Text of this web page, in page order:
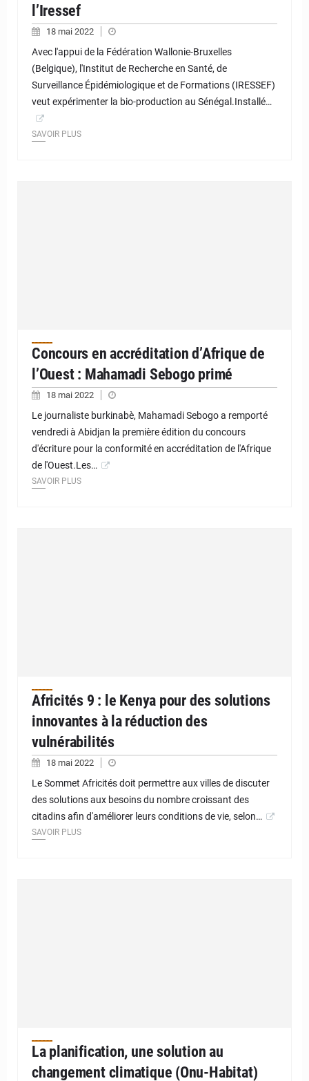
l’Iressef
18 mai 2022
Avec l'appui de la Fédération Wallonie-Bruxelles
(Belgique), l'Institut de Recherche en Santé, de
Surveillance Épidémiologique et de Formations (IRESSEF)
veut expérimenter la bio-production au Sénégal.Installé…
SAVOIR PLUS
Concours en accréditation d’Afrique de
l’Ouest : Mahamadi Sebogo primé
18 mai 2022
Le journaliste burkinabè, Mahamadi Sebogo a remporté
vendredi à Abidjan la première édition du concours
d'écriture pour la conformité en accréditation de l'Afrique
de l'Ouest.Les…
SAVOIR PLUS
Africités 9 : le Kenya pour des solutions
innovantes à la réduction des
vulnérabilités
18 mai 2022
Le Sommet Africités doit permettre aux villes de discuter
des solutions aux besoins du nombre croissant des
citadins afin d'améliorer leurs conditions de vie, selon…
SAVOIR PLUS
La planification, une solution au
changement climatique (Onu-Habitat)